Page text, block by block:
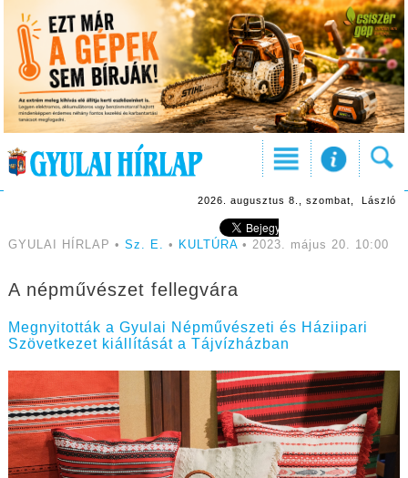
2026. augusztus 8., szombat, László
GYULAI HÍRLAP • Sz. E. • KULTÚRA• 2023. május 20. 10:00
A népművészet fellegvára
Megnyitották a Gyulai Népművészeti és Háziipari
Szövetkezet kiállítását a Tájvízházban